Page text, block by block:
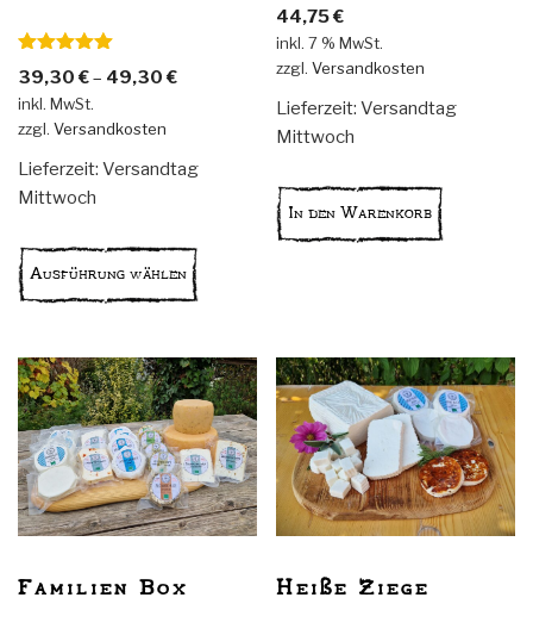
Bewertet
mit5.00
von 5
39,30 €– 49,30 €
inkl. MwSt.
zzgl. Versandkosten
Lieferzeit: Versandtag
Mittwoch
Ausführung wählen
auf.
Die
Optionen
können
auf
der
44,75€
inkl. 7 % MwSt.
zzgl.Versandkosten
Lieferzeit:Versandtag
Mittwoch
In den Warenkorb
Familien Box Heiße Ziege